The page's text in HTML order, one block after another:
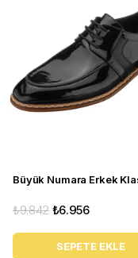
₺6.956
₺9.842
SEPETE EKLE